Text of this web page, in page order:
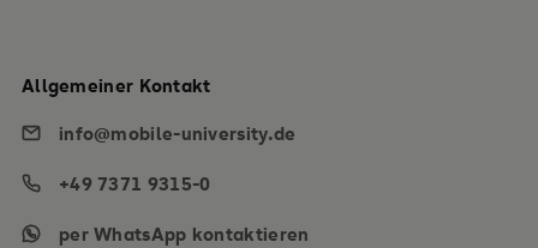
Allgemeiner Kontakt
info@mobile-university.de
+49 7371 9315-0
per WhatsApp kontaktieren